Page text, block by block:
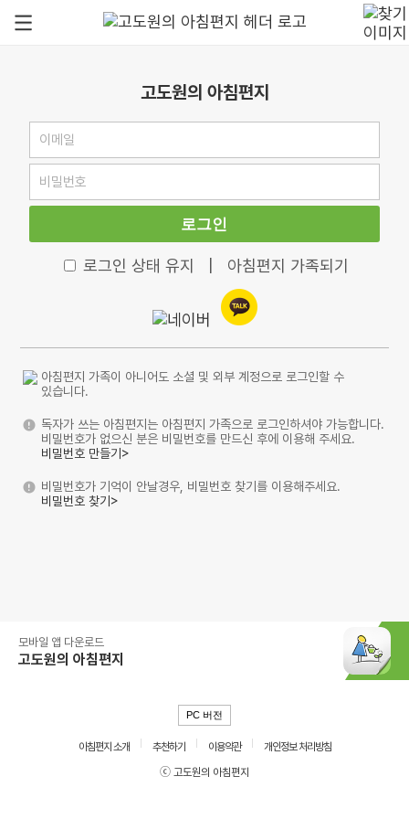
고도원의 아침편지
로그인
로그인 상태 유지 아침편지 가족되기
아침편지 가족이 아니어도 소셜 및 외부 계정으로 로그인할 수
있습니다.
독자가 쓰는 아침편지는 아침편지 가족으로 로그인하셔야 가능합니다.
비밀번호가 없으신 분은 비밀번호를 만드신 후에 이용해 주세요.
비밀번호 만들기>
비밀번호가 기억이 안날경우, 비밀번호 찾기를 이용해주세요.
비밀번호 찾기>
모바일 앱 다운로드
고도원의 아침편지
PC 버전
아침편지 소개 추천하기 이용약관
개인정보 처리방침
ⓒ 고도원의 아침편지